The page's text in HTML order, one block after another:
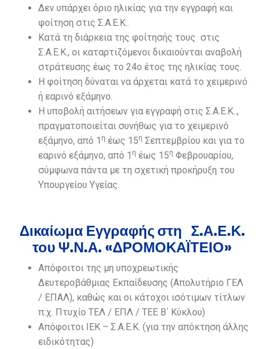
Δεν υπάρχει όριο ηλικίας για την εγγραφή και
φοίτηση στις Σ.Α.Ε.Κ..
Κατά τη διάρκεια της φοίτησής τους στις
Σ.Α.Ε.Κ., οι καταρτιζόμενοι δικαιούνται αναβολή
στράτευσης έως το 24ο έτος της ηλικίας τους.
Η φοίτηση δύναται να άρχεται κατά το χειμερινό
ή εαρινό εξάμηνο.
Η υποβολή αιτήσεων για εγγραφή στις Σ.Α.Ε.Κ..,
πραγματοποιείται συνήθως για το χειμερινό
εξάμηνο, από 1 η έως 15η Σεπτεμβρίου και για το
εαρινό εξάμηνο, από 1 η έως 15η Φεβρουαρίου,
σύμφωνα πάντα με τη σχετική προκήρυξη του
Υπουργείου Υγείας.
Δικαίωμα Εγγραφής στη Σ.Α.Ε.Κ.
του Ψ.Ν.Α. «ΔΡΟΜΟΚΑΪΤΕΙΟ»
Απόφοιτοι της μη υποχρεωτικής
Δευτεροβάθμιας Εκπαίδευσης (Απολυτήριο ΓΕΛ
/ ΕΠΑΛ), καθώς και οι κάτοχοι ισότιμων τίτλων
π.χ. Πτυχίο ΤΕΛ / ΕΠΛ / ΤΕΕ Β΄ Κύκλου)
Απόφοιτοι ΙΕΚ – Σ.Α.Ε.Κ. (για την απόκτηση άλλης
ειδικότητας)